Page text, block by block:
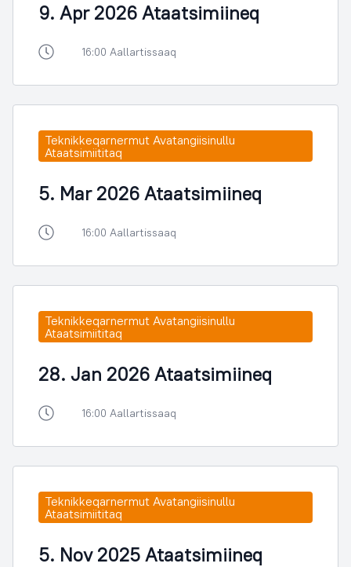
9. Apr 2026 Ataatsimiineq
16:00 Aallartissaaq
Teknikkeqarnermut Avatangiisinullu
Ataatsimiititaq
5. Mar 2026 Ataatsimiineq
16:00 Aallartissaaq
Teknikkeqarnermut Avatangiisinullu
Ataatsimiititaq
28. Jan 2026 Ataatsimiineq
16:00 Aallartissaaq
Teknikkeqarnermut Avatangiisinullu
Ataatsimiititaq
5. Nov 2025 Ataatsimiineq